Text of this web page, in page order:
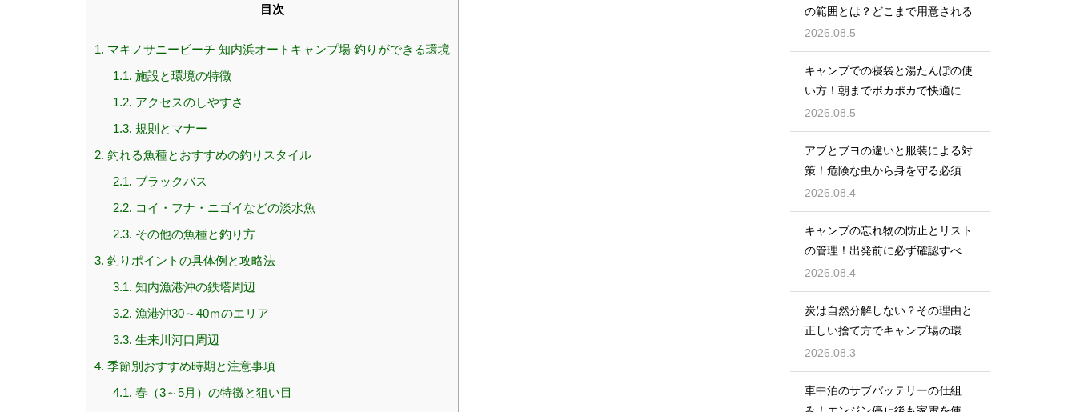
目次
1. マキノサニービーチ 知内浜オートキャンプ場 釣りができる環境
1.1. 施設と環境の特徴
1.2. アクセスのしやすさ
1.3. 規則とマナー
2. 釣れる魚種とおすすめの釣りスタイル
2.1. ブラックバス
2.2. コイ・フナ・ニゴイなどの淡水魚
2.3. その他の魚種と釣り方
3. 釣りポイントの具体例と攻略法
3.1. 知内漁港沖の鉄塔周辺
3.2. 漁港沖30～40ｍのエリア
3.3. 生来川河口周辺
4. 季節別おすすめ時期と注意事項
4.1. 春（3～5月）の特徴と狙い目
の範囲とは？どこまで用意される
2026.08.5
キャンプでの寝袋と湯たんぽの使
い方！朝までポカポカで快適に眠
る方法
2026.08.5
アブとブヨの違いと服装による対
策！危険な虫から身を守る必須知
識
2026.08.4
キャンプの忘れ物の防止とリスト
の管理！出発前に必ず確認すべき
持ち物
2026.08.4
炭は自然分解しない？その理由と
正しい捨て方でキャンプ場の環境
を守る
2026.08.3
車中泊のサブバッテリーの仕組